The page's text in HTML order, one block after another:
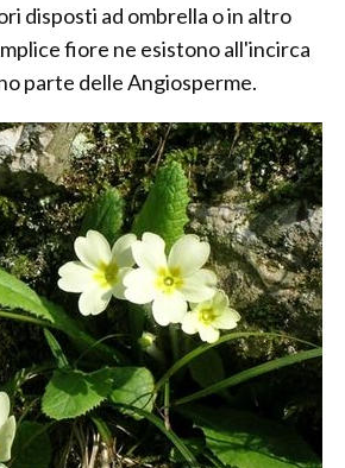
disposti ad ombrella o in altro
fiore ne esistono all'incirca
parte delle Angiosperme.